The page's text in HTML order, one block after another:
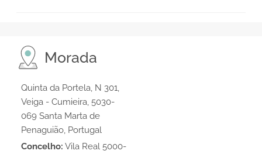
Morada
Quinta da Portela, N 301,
Veiga - Cumieira, 5030-
069 Santa Marta de
Penaguião, Portugal
Concelho: Vila Real 5000-